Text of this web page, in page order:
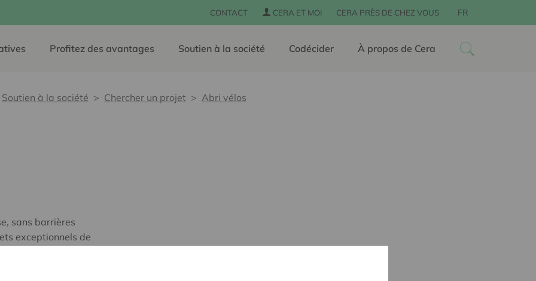
CONTACT CERA ET MOI CERA PRÈS DE CHEZ VOUS FR
Profitez des avantages Soutien à la société Codécider À propos de Cera
Soutien à la société Chercher un projet Abri vélos
sans barrières
exceptionnels de
et tricycle, cependant,
la période hivernale.'